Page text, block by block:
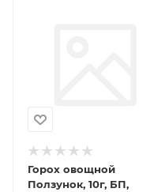
Горох овощной
Ползунок, 10г, БП,